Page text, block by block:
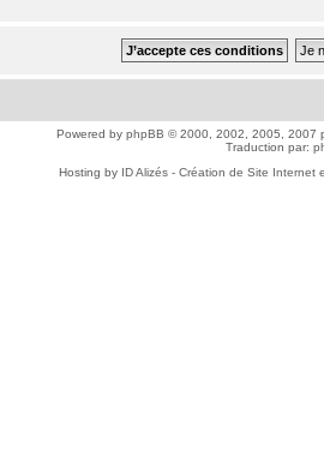
Powered by phpBB © 2000, 2002, 2005, 2007
Traduction par:
Hosting by ID Alizés - Création de Site Internet